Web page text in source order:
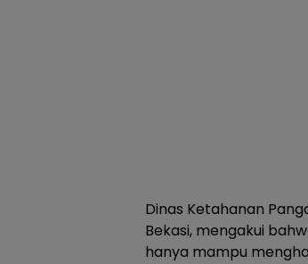
Dinas Ketahanan
Bekasi, mengakui
hanya mampu